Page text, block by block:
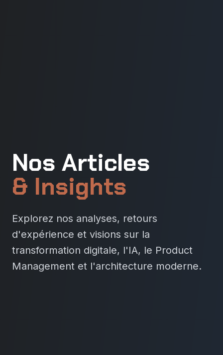
Nos Articles
& Insights
Explorez nos analyses, retours
d'expérience et visions sur la
transformation digitale, l'IA, le Product
Management et l'architecture moderne.